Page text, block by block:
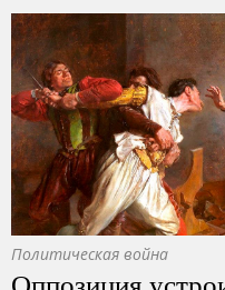
Политическая война